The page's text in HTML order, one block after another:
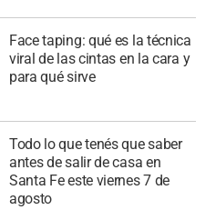
Face taping: qué es la técnica
viral de las cintas en la cara y
para qué sirve
Todo lo que tenés que saber
antes de salir de casa en
Santa Fe este viernes 7 de
agosto